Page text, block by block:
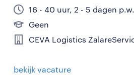
16 - 40 uur, 2 - 5 dagen p.w.
Geen
CEVA Logistics
bekijk vacature